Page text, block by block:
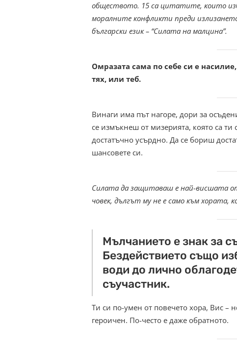
обществото. 15 са цитатите, които
моралните конфликти преди
български език – “Силата на малцина”.
Омразата сама по себе си е
тях, или теб.
Винаги има път нагоре, дори за
се измъкнеш от мизерията, която са ти
достатъчно усърдно. Да се бориш
шансовете си.
Силата да защитаваш е най-висшата
човек, дългът му не е само към хората,
Мълчанието е знак за
Бездействието също
води до лично
съучастник.
Ти си по-умен от повечето хора, Вис –
героичен. По-често е даже обратното.